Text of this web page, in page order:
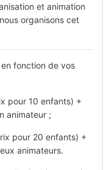
et animation
organisons cet
fonction de vos
pour 10 enfants) +
animateur ;
pour 20 enfants) +
animateurs.